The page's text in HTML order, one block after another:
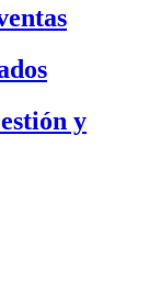
y